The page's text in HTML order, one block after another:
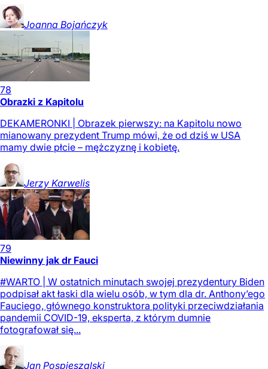
Joanna Bojańczyk
78
Obrazki z Kapitolu
DEKAMERONKI | Obrazek pierwszy: na Kapitolu nowo
mianowany prezydent Trump mówi, że od dziś w USA
mamy dwie płcie – mężczyznę i kobietę.
Jerzy Karwelis
79
Niewinny jak dr Fauci
#WARTO | W ostatnich minutach swojej prezydentury Biden
podpisał akt łaski dla wielu osób, w tym dla dr. Anthony’ego
Fauciego, głównego konstruktora polityki przeciwdziałania
pandemii COVID-19, eksperta, z którym dumnie
fotografował się...
Jan Pospieszalski